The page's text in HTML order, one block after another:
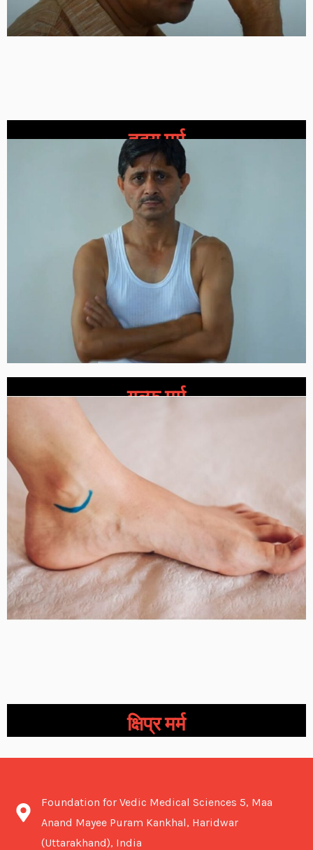
हृदय मर्म
गुल्फ मर्म
क्षिप्र मर्म
Foundation for Vedic Medical Sciences 5, Maa
Anand Mayee Puram Kankhal, Haridwar
(Uttarakhand), India